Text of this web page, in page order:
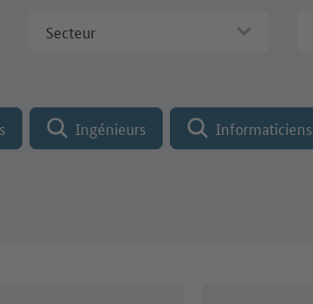
Secteur
Ingénieurs Informaticiens